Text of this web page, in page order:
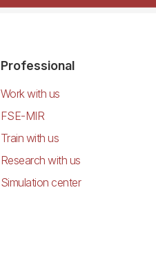
Professional
Work with us
FSE-MIR
Train with us
Research with us
Simulation center